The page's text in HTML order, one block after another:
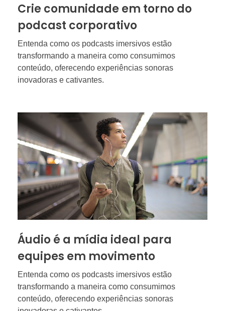
Crie comunidade em torno do
podcast corporativo
Entenda como os podcasts imersivos estão
transformando a maneira como consumimos
conteúdo, oferecendo experiências sonoras
inovadoras e cativantes.
Áudio é a mídia ideal para
equipes em movimento
Entenda como os podcasts imersivos estão
transformando a maneira como consumimos
conteúdo, oferecendo experiências sonoras